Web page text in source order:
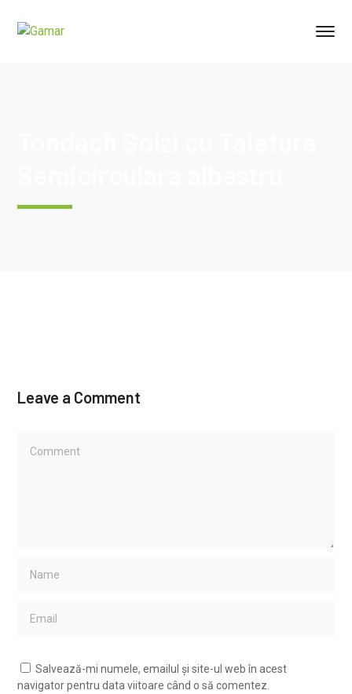
Leave a Comment
Salvează-mi numele, emailul și site-ul web în acest
navigator pentru data viitoare când o să comentez.